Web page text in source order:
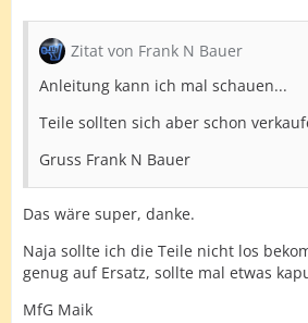
Zitat von Frank N Bauer
Anleitung kann ich mal schauen...
Teile sollten sich aber schon
Gruss Frank N Bauer
Das wäre super, danke.
Naja sollte ich die Teile nicht los
genug auf Ersatz, sollte mal etwas
MfG Maik